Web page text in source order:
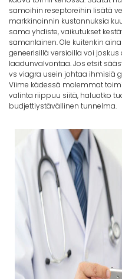
samoihin reseptoreihin lisätä
markkinoinnin kustannuksia
sama yhdiste, vaikutukset
samanlainen. Ole kuitenkin
geneerisillä versioilla voi
laadunvalvontaa. Jos etsit
vs viagra usein johtaa ihmisiä
Viime kädessä molemmat
valinta riippuu siitä, haluatko
budjettiystävällinen tunnelma.